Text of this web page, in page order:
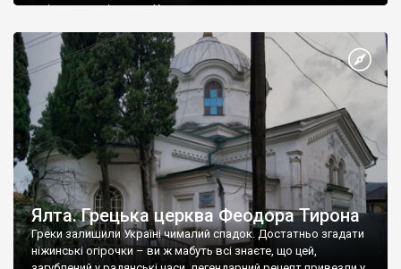
є відданими вірянами Христа
Ялта. Грецька церква Феодора Тирона
Греки залишили Україні чималий спадок. Достатньо згадати
ніжинські огірочки – ви ж мабуть всі знаєте, що цей,